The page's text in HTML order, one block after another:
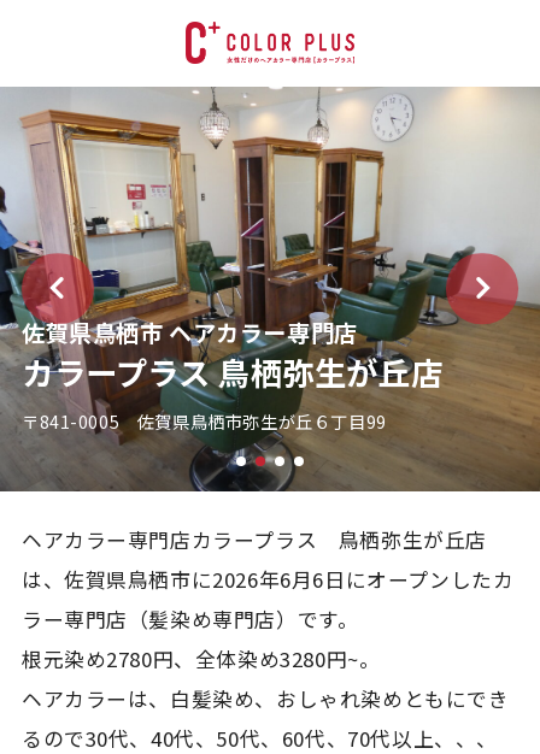
佐賀県鳥栖市 ヘアカラー専門店
カラープラス 鳥栖弥生が丘店
〒841-0005 佐賀県鳥栖市弥生が丘６丁目99
ヘアカラー専門店カラープラス 鳥栖弥生が丘店
は、佐賀県鳥栖市に2026年6月6日にオープンしたカ
ラー専門店（髪染め専門店）です。
根元染め2780円、全体染め3280円~。
ヘアカラーは、白髪染め、おしゃれ染めともにでき
るので30代、40代、50代、60代、70代以上、、、